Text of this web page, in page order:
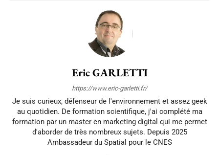
Eric GARLETTI
https://www.eric-garletti.fr/
Je suis curieux, défenseur de l'environnement et assez geek
au quotidien. De formation scientifique, j'ai complété ma
formation par un master en marketing digital qui me permet
d'aborder de très nombreux sujets. Depuis 2025
Ambassadeur du Spatial pour le CNES